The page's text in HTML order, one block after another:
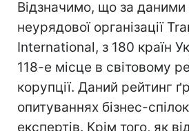
Відзначимо, що за даними
неурядової організації
International, з 180 країн
118-е місце в світовому
корупції. Даний рейтинг
опитуваннях бізнес-
експертів. Крім того, як